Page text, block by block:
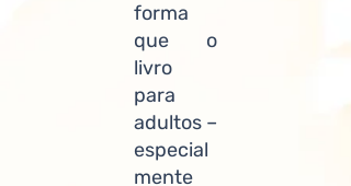
forma
que o
livro
para
adultos –
especial
mente